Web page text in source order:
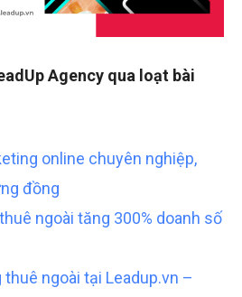
Agency qua loạt bài
online chuyên nghiệp,
đồng
ngoài tăng 300% doanh số
thuê ngoài tại Leadup.vn –